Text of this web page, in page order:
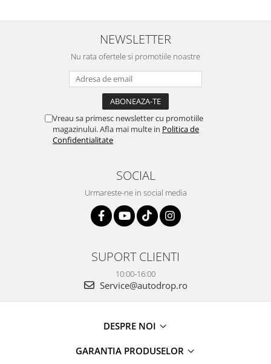
atras atentia ca nu era conectat
cablul de video de la camera
serviabili, livrare rapidă, suport
tehnic, totul impecabil, o să revin
la ei și pentru vi...
NEWSLETTER
Nu rata ofertele si promotiile noastre
Vreau sa primesc newsletter cu promotiile
magazinului. Afla mai multe in Politica de
Confidentialitate
SOCIAL
Urmareste-ne in social media
SUPORT CLIENTI
10:00-16:00
Service@autodrop.ro
DESPRE NOI
GARANTIA PRODUSELOR